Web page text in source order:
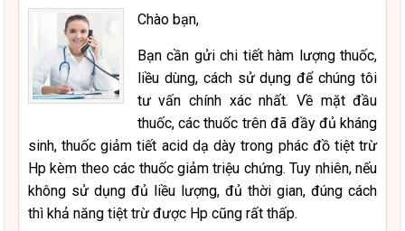
Chào bạn,
Bạn cần gửi chi tiết hàm lượng thuốc,
liều dùng, cách sử dụng để chúng tôi
tư vấn chính xác nhất. Về mặt đầu
thuốc, các thuốc trên đã đầy đủ kháng
sinh, thuốc giảm tiết acid dạ dày trong phác đồ tiệt trừ
Hp kèm theo các thuốc giảm triệu chứng. Tuy nhiên, nếu
không sử dụng đủ liều lượng, đủ thời gian, đúng cách
thì khả năng tiệt trừ được Hp cũng rất thấp.